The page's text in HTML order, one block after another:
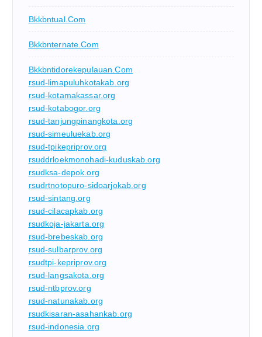
Bkkbntual.com
Bkkbnternate.com
Bkkbntidorekepulauan.com
rsud-limapuluhkotakab.org
rsud-kotamakassar.org
rsud-kotabogor.org
rsud-tanjungpinangkota.org
rsud-simeuluekab.org
rsud-tpikepriprov.org
rsuddrloekmonohadi-kuduskab.org
rsudksa-depok.org
rsudrtnotopuro-sidoarjokab.org
rsud-sintang.org
rsud-cilacapkab.org
rsudkoja-jakarta.org
rsud-brebeskab.org
rsud-sulbarprov.org
rsudtpi-kepriprov.org
rsud-langsakota.org
rsud-ntbprov.org
rsud-natunakab.org
rsudkisaran-asahankab.org
rsud-indonesia.org